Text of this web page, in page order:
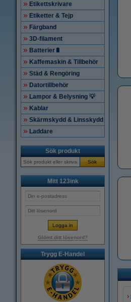
Etikettskrivare
Etiketter & Tejp
Färgband
3D-filament
Batterier🔋
Kaffemaskin & Tillbehör
Städ & Rengöring
Datortillbehör
Lampor & Belysning 💡
Kablar
Skärmskydd & Linsskydd
Laddare
Sök produkt
Sök
Mitt 123ink
Glömt ditt lösenord?
Trygg E-Handel